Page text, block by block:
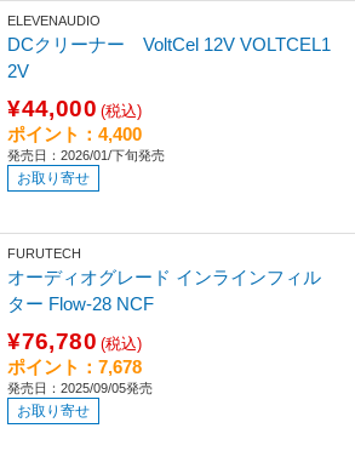
ELEVENAUDIO
DCクリーナー VoltCel 12V VOLTCEL1
2V
¥44,000 (税込)
ポイント：4,400
発売日：2026/01/下旬発売
お取り寄せ
FURUTECH
オーディオグレード インラインフィル
ター Flow-28 NCF
¥76,780 (税込)
ポイント：7,678
発売日：2025/09/05発売
お取り寄せ